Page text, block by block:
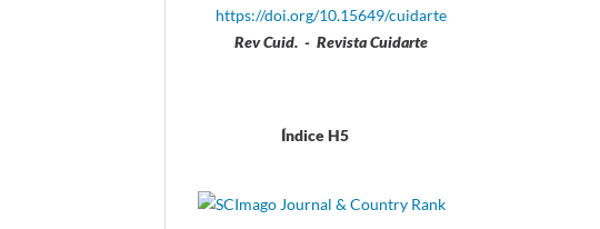
https://doi.org/10.15649/cuidarte
Rev Cuid. - Revista Cuidarte
Índice H5